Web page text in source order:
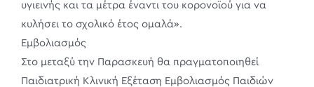
υγιεινής και τα μέτρα έναντι του κορονοϊού για να
κυλήσει το σχολικό έτος ομαλά».
Εμβολιασμός
Στο μεταξύ την Παρασκευή θα πραγματοποιηθεί
Παιδιατρική Κλινική Εξέταση Εμβολιασμός Παιδιών